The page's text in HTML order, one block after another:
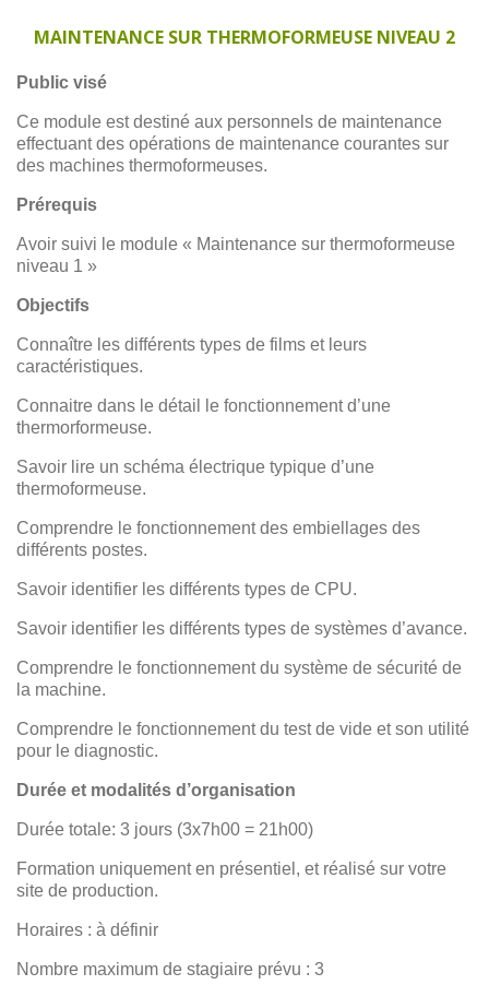
MAINTENANCE SUR THERMOFORMEUSE NIVEAU 2
Public visé
Ce module est destiné aux personnels de maintenance
effectuant des opérations de maintenance courantes sur
des machines thermoformeuses.
Prérequis
Avoir suivi le module « Maintenance sur thermoformeuse
niveau 1 »
Objectifs
Connaître les différents types de films et leurs
caractéristiques.
Connaitre dans le détail le fonctionnement d’une
thermorformeuse.
Savoir lire un schéma électrique typique d’une
thermoformeuse.
Comprendre le fonctionnement des embiellages des
différents postes.
Savoir identifier les différents types de CPU.
Savoir identifier les différents types de systèmes d’avance.
Comprendre le fonctionnement du système de sécurité de
la machine.
Comprendre le fonctionnement du test de vide et son utilité
pour le diagnostic.
Durée et modalités d’organisation
Durée totale: 3 jours (3x7h00 = 21h00)
Formation uniquement en présentiel, et réalisé sur votre
site de production.
Horaires : à définir
Nombre maximum de stagiaire prévu : 3